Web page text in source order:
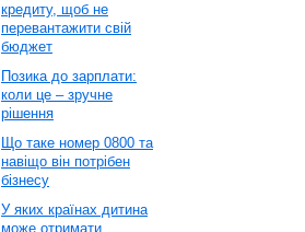
кредиту, щоб не
перевантажити свій
бюджет
Позика до зарплати:
коли це – зручне
рішення
Що таке номер 0800 та
навіщо він потрібен
бізнесу
У яких країнах дитина
може отримати